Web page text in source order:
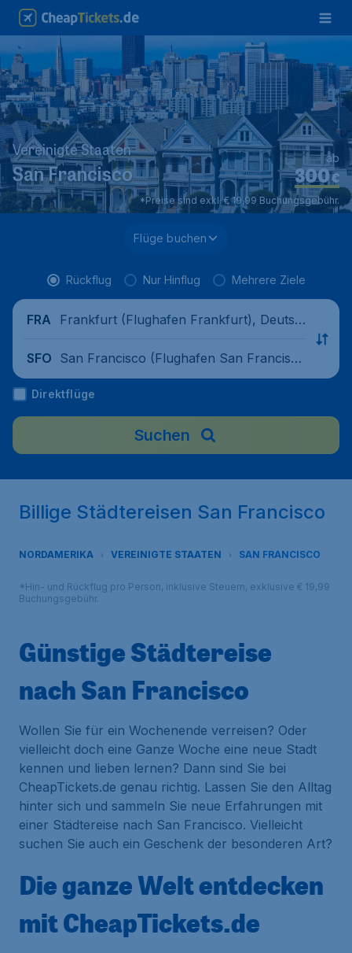
Vereinigte Staaten
San Francisco €
300
ab
*Preise sind exkl. € 19,99 Buchungsgebühr.
Flüge buchen
Rückflug Nur Hinflug Mehrere Ziele
FRA
Frankfurt (Flughafen Frankfurt), Deutsc
SFO San Francisco (Flughafen San Francisc
o), Vereinigte Staaten
Direktflüge
Suchen
Billige Städtereisen San Francisco
NORDAMERIKA VEREINIGTE STAATEN SAN FRANCISCO
*Hin- und Rückflug pro Person, inklusive Steuern, exklusive € 19,99
Buchungsgebühr.
Günstige Städtereise
nach San Francisco
Wollen Sie für ein Wochenende verreisen? Oder
vielleicht doch eine Ganze Woche eine neue Stadt
kennen und lieben lernen? Dann sind Sie bei
CheapTickets.de genau richtig. Lassen Sie den Alltag
hinter sich und sammeln Sie neue Erfahrungen mit
einer Städtereise nach San Francisco. Vielleicht
suchen Sie auch ein Geschenk der besonderen Art?
Die ganze Welt entdecken
mit CheapTickets.de